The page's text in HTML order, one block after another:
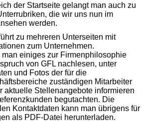
der Startseite gelangt man auch zu
die wir uns nun im
werden.
zu mehreren Unterseiten mit
zum Unternehmen.
einiges zur Firmenphilosophie
von GFL nachlesen, unter
und Fotos der für die
zuständigen Mitarbeiter
aktuelle Stellenangebote informieren
begutachten. Die
Kontaktdaten kann man übrigens für
als PDF-Datei herunterladen.